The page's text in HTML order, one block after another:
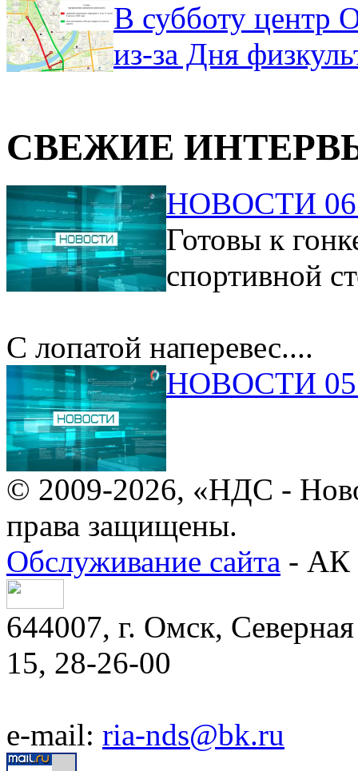
В субботу центр
из-за Дня
СВЕЖИЕ
НОВОСТИ
Готовы к
спортивной
С лопатой наперевес....
НОВОСТИ
© 2009-2026, «НДС -
права защищены.
Обслуживание сайта - АК
644007, г. Омск,
15, 28-26-00
e-mail: ria-nds@bk.ru